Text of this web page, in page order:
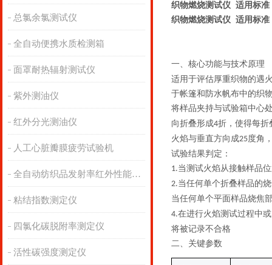
总氯余氯测试仪
全自动便携水质检测箱
面罩耐热辐射测试仪
紫外测油仪
红外分光测油仪
人工心脏瓣膜疲劳试验机
全自动纺织品发射率红外性能分析
粘结指数测定仪
四氯化碳脱附率测定仪
活性碳强度测定仪
织物燃烧测试仪 适用标准
织物燃烧测试仪 适用标准
一、核心功能与技术原理
适用于评估厚重织物的遇
于帐篷和防水帆布中的织
将样品夹持与试验箱中心
向折叠形成4折，使得每折
火焰与垂直方向成25度角
试验结果判定：
1.当测试火焰从接触样品
2.当任何单个折叠样品的
当任何单个平面样品烧焦
4.在进行火焰测试过程中
将被记录不合格
二、关键参数